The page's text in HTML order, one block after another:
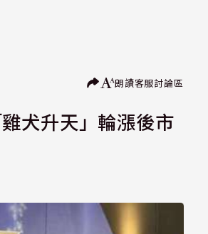
朗讀客服討論區
犬升天」輪漲後市